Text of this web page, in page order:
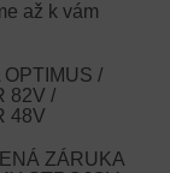
až k vám
/
82V /
48V
ZÁRUKA